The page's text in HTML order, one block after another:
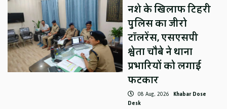
नशे के खिलाफ टिहरी
पुलिस का जीरो
टॉलरेंस, एसएसपी
श्वेता चौबे ने थाना
प्रभारियों को लगाई
फटकार
08 Aug, 2026 Khabar Dose
Desk